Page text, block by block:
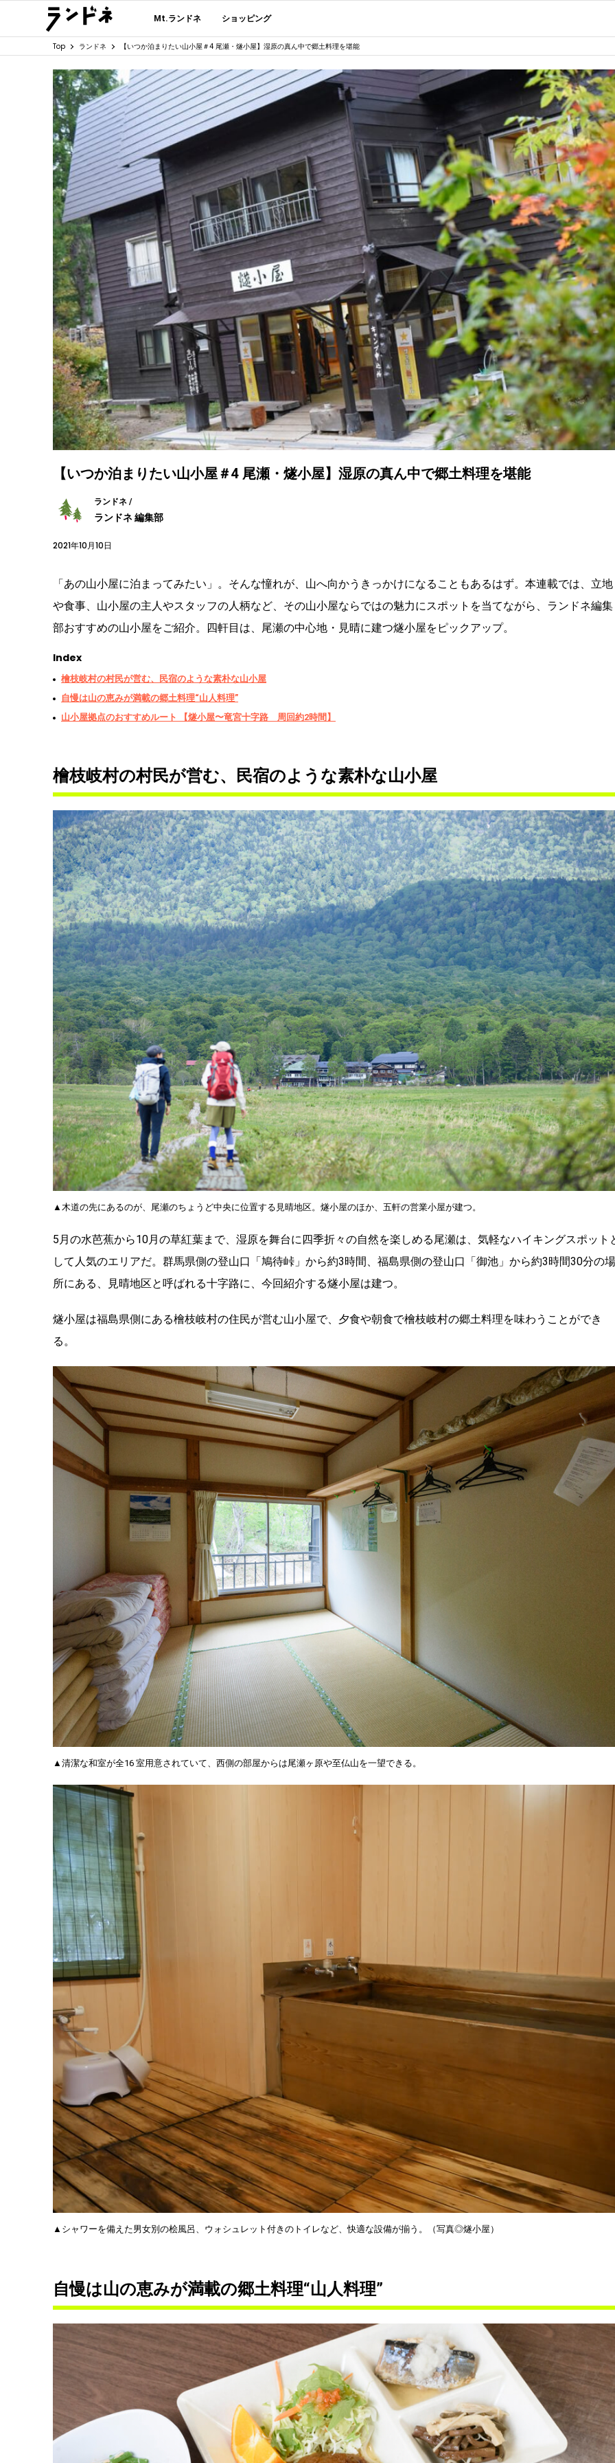
Mt.ランドネ ショッピング
Top ランドネ 【いつか泊まりたい山小屋＃4 尾瀬・燧小屋】湿原の真ん中で郷土料理を堪能
【いつか泊まりたい山小屋＃4 尾瀬・燧小屋】湿原の真ん中で郷土料理を堪能
ランドネ /
ランドネ 編集部
2021年10月10日
「あの山小屋に泊まってみたい」。そんな憧れが、山へ向かうきっかけになることもあるはず。本連載では、立地
や食事、山小屋の主人やスタッフの人柄など、その山小屋ならではの魅力にスポットを当てながら、ランドネ編集
部おすすめの山小屋をご紹介。四軒目は、尾瀬の中心地・見晴に建つ燧小屋をピックアップ。
Index
檜枝岐村の村民が営む、民宿のような素朴な山小屋
自慢は山の恵みが満載の郷土料理“山人料理”
山小屋拠点のおすすめルート 【燧小屋〜竜宮十字路 周回約2時間】
檜枝岐村の村民が営む、民宿のような素朴な山小屋
▲木道の先にあるのが、尾瀬のちょうど中央に位置する見晴地区。燧小屋のほか、五軒の営業小屋が建つ。
5月の水芭蕉から10月の草紅葉まで、湿原を舞台に四季折々の自然を楽しめる尾瀬は、気軽なハイキングスポット
して人気のエリアだ。群馬県側の登山口「鳩待峠」から約3時間、福島県側の登山口「御池」から約3時間30分の場
所にある、見晴地区と呼ばれる十字路に、今回紹介する燧小屋は建つ。
燧小屋は福島県側にある檜枝岐村の住民が営む山小屋で、夕食や朝食で檜枝岐村の郷土料理を味わうことができ
る。
▲清潔な和室が全16 室用意されていて、西側の部屋からは尾瀬ヶ原や至仏山を一望できる。
▲シャワーを備えた男女別の桧風呂、ウォシュレット付きのトイレなど、快適な設備が揃う。（写真◎燧小屋）
自慢は山の恵みが満載の郷土料理“山人料理”